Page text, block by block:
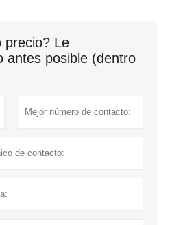
precio? Le
antes posible (dentro